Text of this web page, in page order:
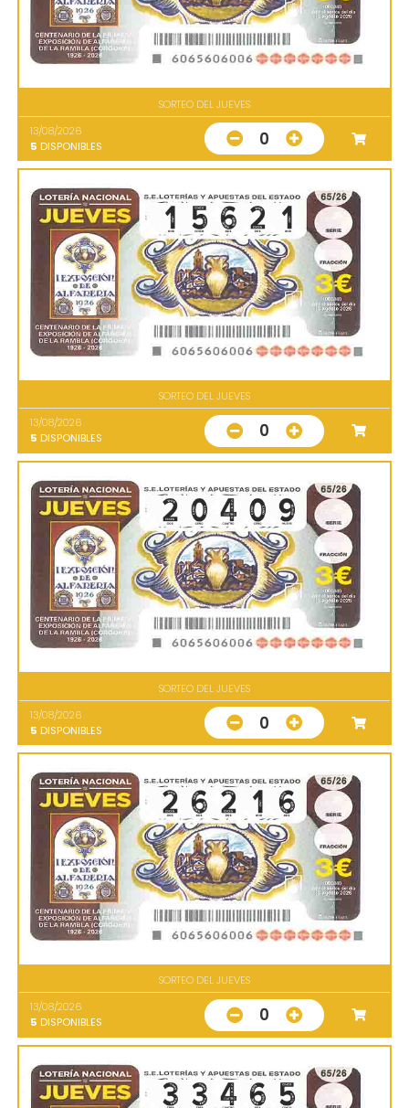
SORTEO DEL JUEVES
13/08/2026
5 DISPONIBLES 0
SORTEO DEL JUEVES
13/08/2026
5 DISPONIBLES 0
SORTEO DEL JUEVES
13/08/2026
5 DISPONIBLES 0
SORTEO DEL JUEVES
13/08/2026
5 DISPONIBLES 0